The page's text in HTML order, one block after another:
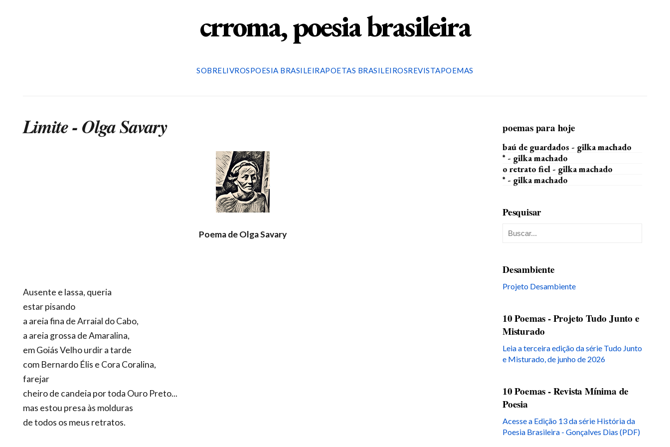
crroma, poesia brasileira
SOBRELIVROSPOESIA BRASILEIRAPOETAS BRASILEIROSREVISTAPOEMAS
Limite - Olga Savary
Poema de Olga Savary
Ausente e lassa, queria
estar pisando
a areia fina de Arraial do Cabo,
a areia grossa de Amaralina,
em Goiás Velho urdir a tarde
com Bernardo Élis e Cora Coralina,
farejar
cheiro de candeia por toda Ouro Preto...
mas estou presa às molduras
de todos os meus retratos.
poemas para hoje
baú de guardados - gilka machado
* - gilka machado
o retrato fiel - gilka machado
* - gilka machado
Pesquisar
Desambiente
Projeto Desambiente
10 Poemas - Projeto Tudo Junto e
Misturado
Leia a terceira edição da série Tudo Junto
e Misturado, de junho de 2026
10 Poemas - Revista Mínima de
Poesia
Acesse a Edição 13 da série História da
Poesia Brasileira - Gonçalves Dias (PDF)